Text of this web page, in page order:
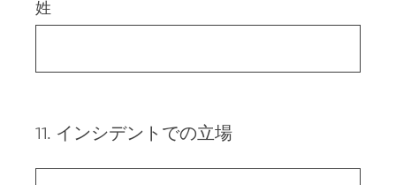
姓
Question
11. インシデントでの立場